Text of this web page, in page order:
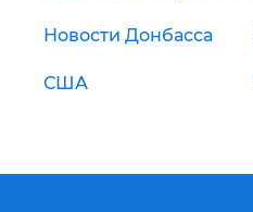
Новости Донбасса
США